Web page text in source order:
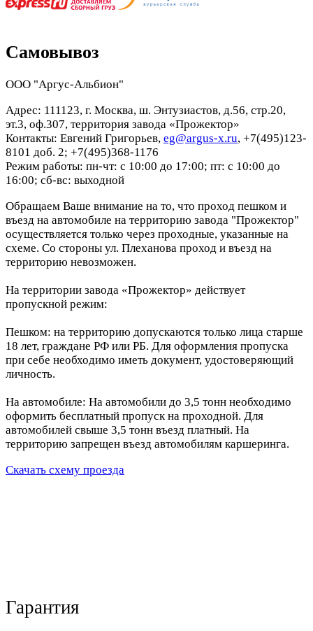
Самовывоз
ООО "Аргус-Альбион"
Адрес: 111123, г. Москва, ш. Энтузиастов, д.56, стр.20,
эт.3, оф.307, территория завода «Прожектор»
Контакты: Евгений Григорьев, eg@argus-x.ru, +7(495)123-
8101 доб. 2; +7(495)368-1176
Режим работы: пн-чт: с 10:00 до 17:00; пт: с 10:00 до
16:00; сб-вс: выходной
Обращаем Ваше внимание на то, что проход пешком и
въезд на автомобиле на территорию завода "Прожектор"
осуществляется только через проходные, указанные на
схеме. Со стороны ул. Плеханова проход и въезд на
территорию невозможен.
На территории завода «Прожектор» действует
пропускной режим:
Пешком: на территорию допускаются только лица старше
18 лет, граждане РФ или РБ. Для оформления пропуска
при себе необходимо иметь документ, удостоверяющий
личность.
На автомобиле: На автомобили до 3,5 тонн необходимо
оформить бесплатный пропуск на проходной. Для
автомобилей свыше 3,5 тонн въезд платный. На
территорию запрещен въезд автомобилям каршеринга.
Скачать схему проезда
Гарантия